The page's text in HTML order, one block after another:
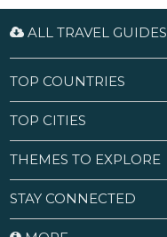
ALL TRAVEL GUIDES
TOP COUNTRIES
TOP CITIES
THEMES TO EXPLORE
STAY CONNECTED